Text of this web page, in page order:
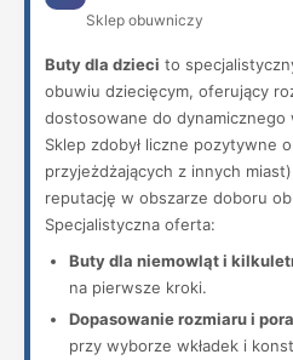
Sklep obuwniczy
Buty dla dzieci to
obuwiu dziecięcym, oferujący
dostosowane do dynamicznego
Sklep zdobył liczne pozytywne
przyjeżdżających z innych
reputację w obszarze doboru
Specjalistyczna oferta:
Buty dla niemowląt i
na pierwsze kroki.
Dopasowanie rozmiaru i
przy wyborze wkładek i